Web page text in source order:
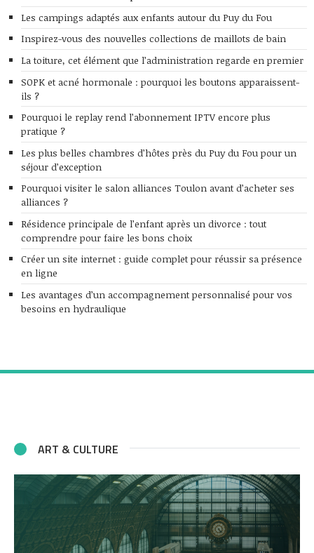
Les campings adaptés aux enfants autour du Puy du Fou
Inspirez-vous des nouvelles collections de maillots de bain
La toiture, cet élément que l’administration regarde en premier
SOPK et acné hormonale : pourquoi les boutons apparaissent-
ils ?
Pourquoi le replay rend l’abonnement IPTV encore plus
pratique ?
Les plus belles chambres d’hôtes près du Puy du Fou pour un
séjour d’exception
Pourquoi visiter le salon alliances Toulon avant d’acheter ses
alliances ?
Résidence principale de l’enfant après un divorce : tout
comprendre pour faire les bons choix
Créer un site internet : guide complet pour réussir sa présence
en ligne
Les avantages d’un accompagnement personnalisé pour vos
besoins en hydraulique
ART & CULTURE